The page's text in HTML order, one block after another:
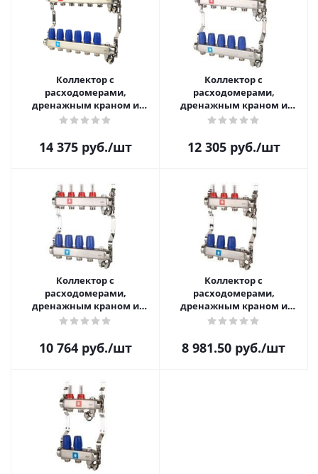
Коллектор с
расходомерами,
дренажным краном и
краном Маевского, 6 вых.
14 375руб./шт
Коллектор с
расходомерами,
дренажным краном и
краном Маевского, 5 вых.
12 305руб./шт
Коллектор с
расходомерами,
дренажным краном и
краном Маевского, 4 вых.
10 764руб./шт
Коллектор с
расходомерами,
дренажным краном и
краном Маевского, 3 вых.
8 981.50 руб./шт